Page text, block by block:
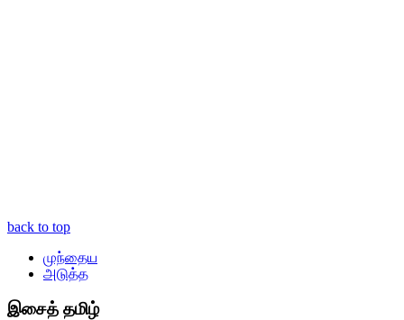
back to top
முந்தைய
அடுத்த
இசைத் தமிழ்